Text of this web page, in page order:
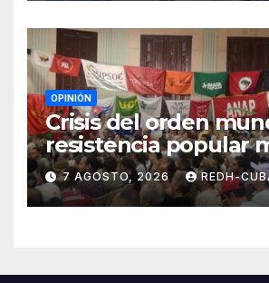
OPINIÓN
Crisis del orden
resistencia popular
el inicio de la IV
Continental de ALBA
Movimientos en
7 AGOSTO, 2026 REDH-